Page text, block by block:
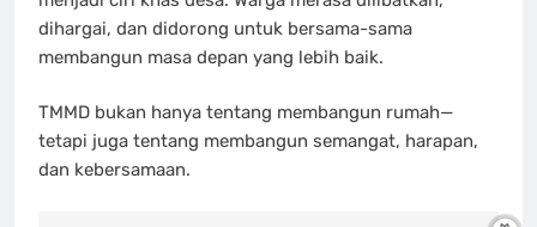
dihargai, dan didorong untuk bersama-sama
membangun masa depan yang lebih baik.
TMMD bukan hanya tentang membangun rumah—
tetapi juga tentang membangun semangat, harapan,
dan kebersamaan.